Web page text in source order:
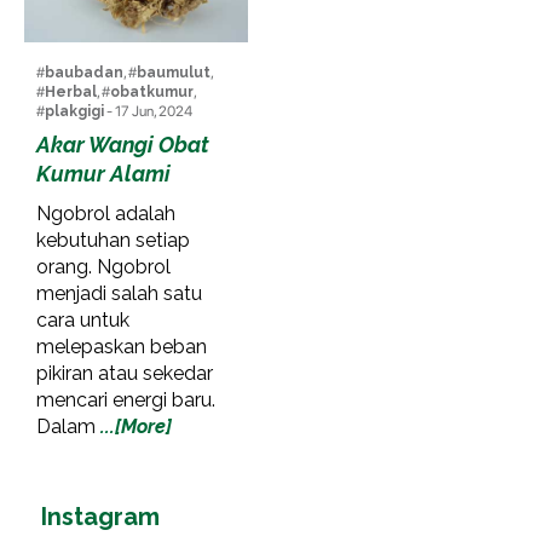
#baubadan, #baumulut,
#Herbal, #obatkumur,
#plakgigi- 17 Jun, 2024
Akar Wangi Obat
Kumur Alami
Ngobrol adalah
kebutuhan setiap
orang. Ngobrol
menjadi salah satu
cara untuk
melepaskan beban
pikiran atau sekedar
mencari energi baru.
Dalam ...[More]
Instagram